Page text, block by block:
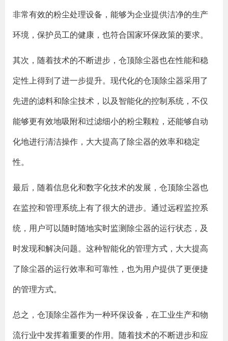
非常有效的粉尘处理设备，能够为企业提供洁净的生产
环境，保护员工的健康，也符合国家环保政策的要求。
其次，随着技术的不断进步，仓顶除尘器也在性能和稳
定性上得到了进一步提升。现代化的仓顶除尘器采用了
先进的滤料和除尘技术，以及智能化的控制系统，不仅
能够更有效地吸附和过滤细小的粉尘颗粒，还能够自动
化地进行清洁操作，大大提高了除尘器的效率和稳定
性。
最后，随着信息化和数字化技术的发展，仓顶除尘器也
在监控和管理系统上有了很大的进步。通过远程监控系
统，用户可以随时随地实时监测除尘器的运行状态，及
时发现和解决问题。这种智能化的管理方式，大大提高
了除尘器的运行效率和可靠性，也为用户提供了更便捷
的管理方式。
总之，仓顶除尘器作为一种环保设备，在工业生产和物
流行业中发挥着重要的作用。随着技术的不断进步和应